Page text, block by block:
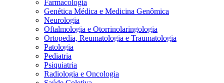
Farmacologia
Genética Médica e Medicina Genômica
Neurologia
Oftalmologia e Otorrinolaringologia
Ortopedia, Reumatologia e Traumatologia
Patologia
Pediatria
Psiquiatria
Radiologia e Oncologia